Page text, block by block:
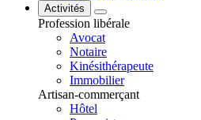
Activités
Profession libérale
Avocat
Notaire
Kinésithérapeute
Immobilier
Artisan-commerçant
Hôtel